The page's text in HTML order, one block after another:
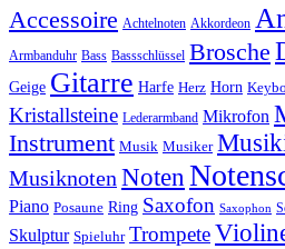
Accessoire Achtelnoten Akkordeon
Armbanduhr Bass Bassschlüssel Brosche
Geige Gitarre Harfe Herz Horn
Kristallsteine Lederarmband Mikrofon
Instrument Musik Musiker
Musiknoten Noten
Piano Posaune Ring Saxofon Saxophon
Skulptur Spieluhr Trompete